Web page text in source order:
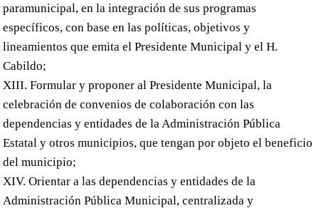
paramunicipal, en la integración de sus programas
específicos, con base en las políticas, objetivos y
lineamientos que emita el Presidente Municipal y el H.
Cabildo;
XIII. Formular y proponer al Presidente Municipal, la
celebración de convenios de colaboración con las
dependencias y entidades de la Administración Pública
Estatal y otros municipios, que tengan por objeto el beneficio
del municipio;
XIV. Orientar a las dependencias y entidades de la
Administración Pública Municipal, centralizada y